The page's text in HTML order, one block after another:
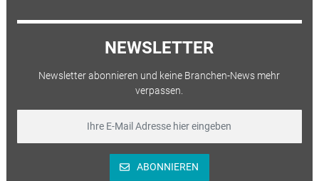
NEWSLETTER
Newsletter abonnieren und keine Branchen-News mehr
verpassen.
ABONNIEREN